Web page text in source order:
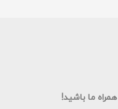
همراه ما باشید!